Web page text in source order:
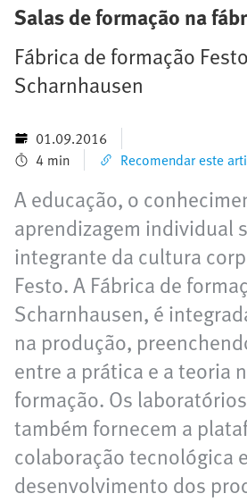
Salas de formação na
Fábrica de formação
Scharnhausen
01.09.2016
4 min
Recomendar este
A educação, o
aprendizagem individual
integrante da cultura
Festo. A Fábrica de
Scharnhausen, é
na produção,
entre a prática e a teoria
formação. Os
também fornecem a
colaboração tecnológica
desenvolvimento dos